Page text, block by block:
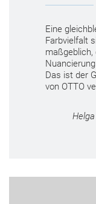
Eine
Farbvielfalt
maßgeblich,
Das ist der
von OTTO